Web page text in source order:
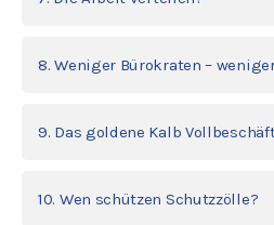
8. Weniger Bürokraten –
9. Das goldene Kalb
10. Wen schützen Schutzzölle?